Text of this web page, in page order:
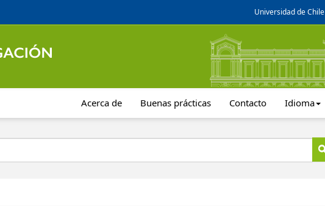
Universidad de Chile
Acerca de Buenas prácticas Contacto Idioma